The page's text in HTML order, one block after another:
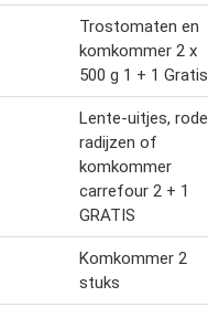
Trostomaten en
komkommer 2 x
500 g 1 + 1 Gratis
Lente-uitjes, rode
radijzen of
komkommer
carrefour 2 + 1
GRATIS
Komkommer 2
stuks